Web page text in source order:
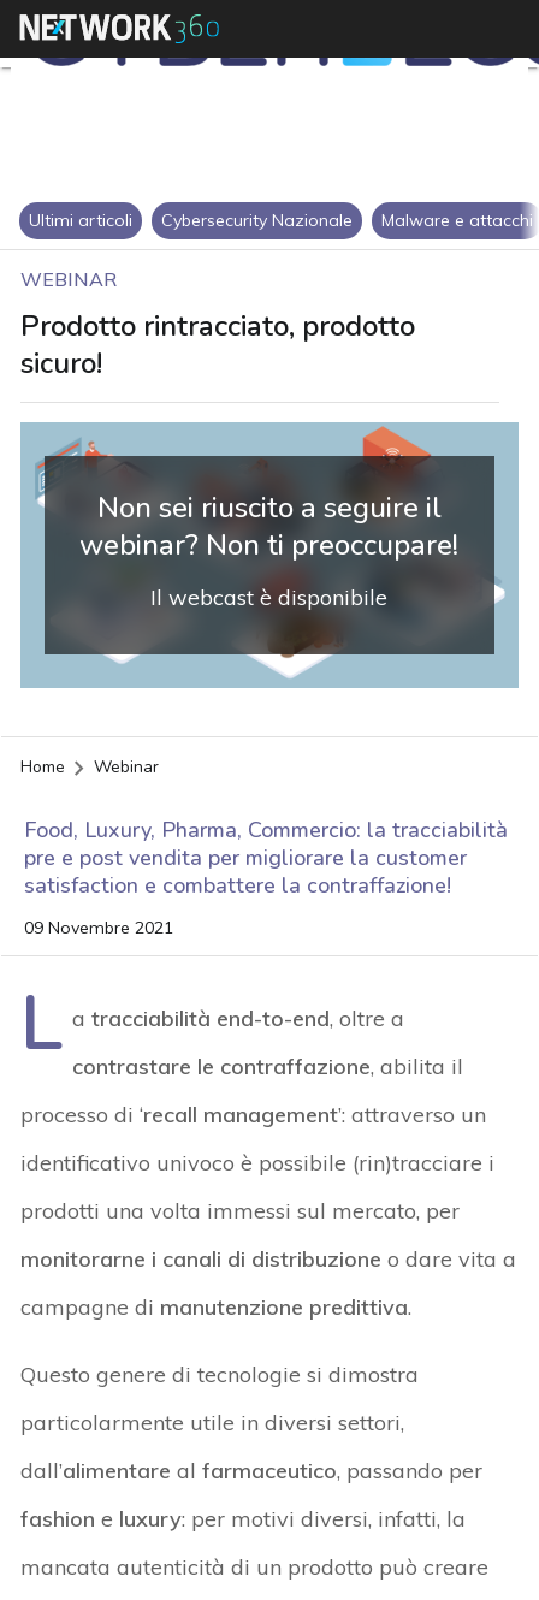
Ultimi articoli Cybersecurity Nazionale Malware e attacchi
WEBINAR
Prodotto rintracciato, prodotto
sicuro!
Non sei riuscito a seguire il
webinar? Non ti preoccupare!
Il webcast è disponibile
Home Webinar
Food, Luxury, Pharma, Commercio: la tracciabilità
pre e post vendita per migliorare la customer
satisfaction e combattere la contraffazione!
09 Novembre 2021
L atracciabilità end-to-end, oltre a
contrastare le contraffazione, abilita il
processo di ‘recall management’: attraverso un
identificativo univoco è possibile (rin)tracciare i
prodotti una volta immessi sul mercato, per
monitorarne i canali di distribuzione o dare vita a
campagne di manutenzione predittiva.
Questo genere di tecnologie si dimostra
particolarmente utile in diversi settori,
dall’alimentare alfarmaceutico, passando per
fashion e luxury: per motivi diversi, infatti, la
mancata autenticità di un prodotto può creare